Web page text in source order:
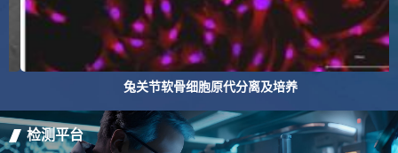
兔关节软骨细胞原代分离及培养
检测平台